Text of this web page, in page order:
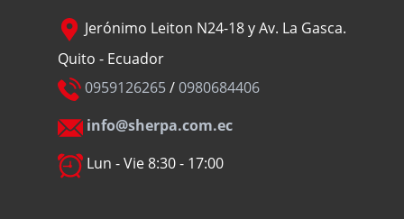
Jerónimo Leiton N24-18 y Av. La Gasca.
Quito - Ecuador
0959126265/0980684406
info@sherpa.com.ec
Lun - Vie 8:30 - 17:00